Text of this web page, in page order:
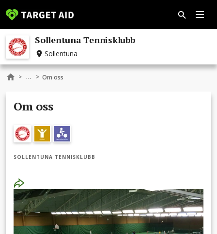
Sollentuna Tennisklubb
Sollentuna
> ... > Om oss
Om oss
SOLLENTUNA TENNISKLUBB